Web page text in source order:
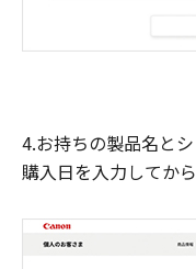
4.お持ちの製品名とシ
購入日を入力してか